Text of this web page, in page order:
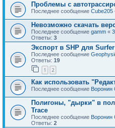
Проблемы с
Последнее сообщение Cube205
Невозможно скачать
Последнее сообщение gamm «
Ответы: 3
Экспорт в SHP для
Последнее сообщение
Ответы: 19
1 2
Как использовать
Последнее сообщение Воронин
Полигоны, "дырки" в
Trace
Последнее сообщение Воронин
Ответы: 2